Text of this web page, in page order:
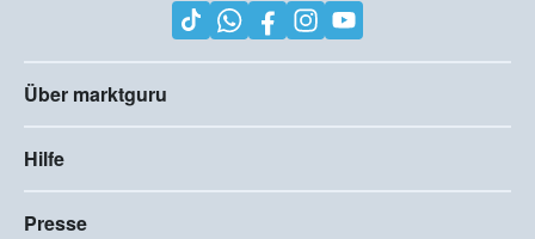
Über marktguru
Hilfe
Presse